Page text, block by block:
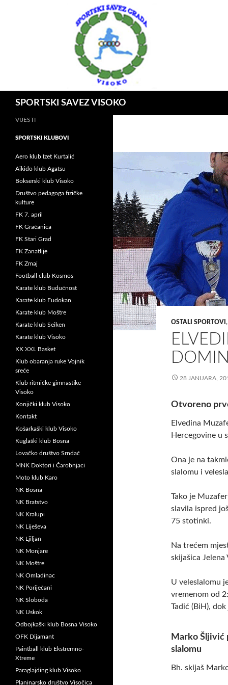
SPORTSKI SAVEZ VISOKO
OSTALI SPORTOVI ,
28 JANUARA,
Otvoreno
Elvedina
Hercegovine u
Ona je na
slalomu i
Tako je
slavila ispred
75 stotinki.
Na trećem
skijašica
U veleslalomu
vremenom od
Tadić (BiH),
Marko Šljivić
slalomu
Bh. skijaš
VIJESTI
SPORTSKI KLUBOVI
Aero klub Izet Kurtalić
Aikido klub Agatsu
Bokserski klub Visoko
Društvo pedagoga fizičke
kulture
FK 7. april
FK Gračanica
FK Stari Grad
FK Zanatlije
FK Zmaj
Football club Kosmos
Karate klub Budućnost
Karate klub Fudokan
Karate klub Moštre
Karate klub Seiken
Karate klub Visoko
KK XXL Basket
Klub obaranja ruke Vojnik
sreće
Klub ritmičke gimnastike
Visoko
Konjički klub Visoko
Kontakt
Košarkaški klub Visoko
Kuglaški klub Bosna
Lovačko društvo Srndać
MNK Doktori i Čarobnjaci
Moto klub Karo
NK Bosna
NK Bratstvo
NK Kralupi
NK Liješeva
NK Ljiljan
NK Monjare
NK Moštre
NK Omladinac
NK Poriječani
NK Sloboda
NK Uskok
Odbojkaški klub Bosna Visoko
OFK Dijamant
Paintball klub Ekstremno-
Xtreme
Paraglajding klub Visoko
Planinarsko društvo Visočica